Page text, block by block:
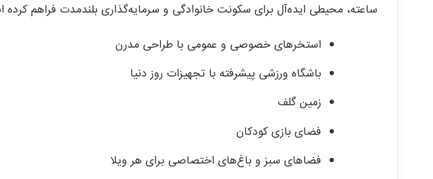
ساعته، محیطی ایده‌آل برای سکونت خانوادگی و سرمایه‌گذاری بلندمدت فراهم
استخرهای خصوصی و عمومی با طراحی مدرن
باشگاه ورزشی پیشرفته با تجهیزات روز دنیا
زمین گلف
فضای بازی کودکان
فضاهای سبز و باغ‌های اختصاصی برای هر ویلا